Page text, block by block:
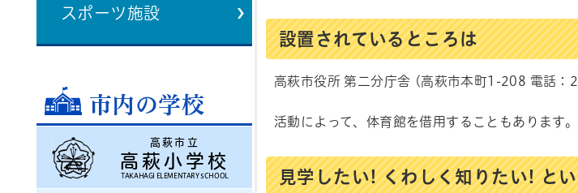
スポーツ施設
市内の学校
高萩市立
高萩小学校
TAKAHAGI ELEMENTARY SCHOOL
設置されているところは
高萩市役所 第二分庁舎 (高萩市本町1-208 電話：
活動によって、体育館を借用することもあります。
見学したい! くわしく知りたい! と